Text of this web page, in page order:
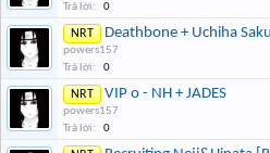
Trả lời:
0
NRT Deathbone + Uchiha
powers157
Trả lời:
0
NRT VIP o - NH + JADES
powers157
Trả lời:
0